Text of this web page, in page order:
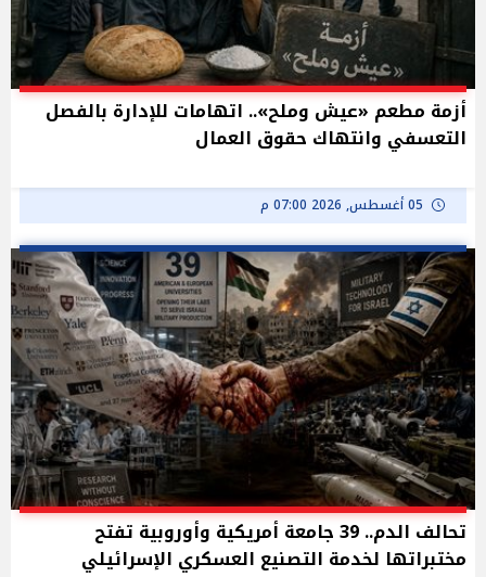
أزمة مطعم «عيش وملح».. اتهامات للإدارة بالفصل
التعسفي وانتهاك حقوق العمال
05 أغسطس, 2026 07:00 م
تحالف الدم.. 39 جامعة أمريكية وأوروبية تفتح
مختبراتها لخدمة التصنيع العسكري الإسرائيلي